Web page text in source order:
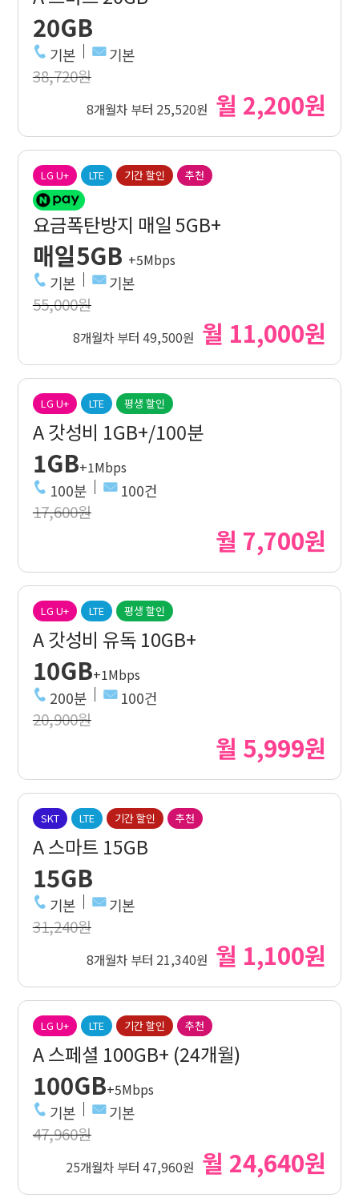
20GB
기본 기본
38,720원
8개월차 부터 25,520원 월 2,200원
LG U+ LTE 기간 할인 추천
요금폭탄방지 매일 5GB+
매일5GB +5Mbps
기본 기본
55,000원
8개월차 부터 49,500원 월 11,000원
LG U+ LTE 평생 할인
A 갓성비 1GB+/100분
1GB+1Mbps
100분 100건
17,600원
월 7,700원
LG U+ LTE 평생 할인
A 갓성비 유독 10GB+
10GB+1Mbps
200분 100건
20,900원
월 5,999원
SKT LTE 기간 할인 추천
A 스마트 15GB
15GB
기본 기본
31,240원
8개월차 부터 21,340원 월 1,100원
LG U+ LTE 기간 할인 추천
A 스페셜 100GB+ (24개월)
100GB+5Mbps
기본 기본
47,960원
25개월차 부터 47,960원 월 24,640원